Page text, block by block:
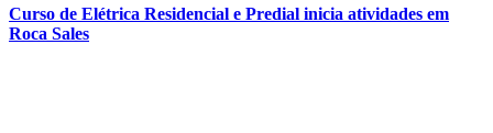
Curso de Elétrica Residencial e Predial inicia atividades em
Roca Sales